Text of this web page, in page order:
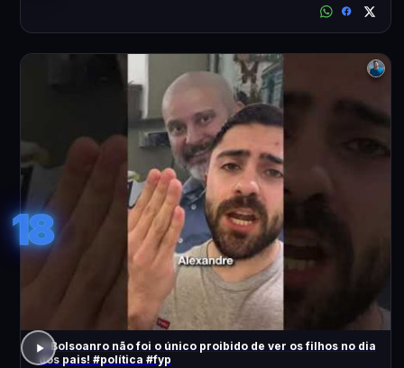
18
O Bolsoanro não foi o único proibido de ver os filhos no dia
dos pais! #política #fyp